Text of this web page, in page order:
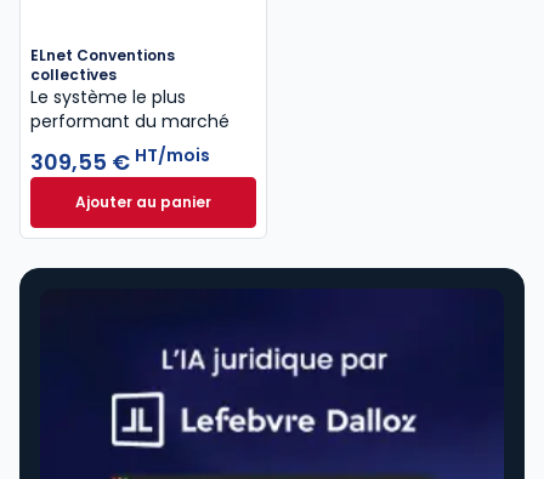
ELnet Conventions
collectives
Le système le plus
performant du marché
309,55 € HT/mois
Ajouter au panierELnet Conventions collectives à 309,55 €